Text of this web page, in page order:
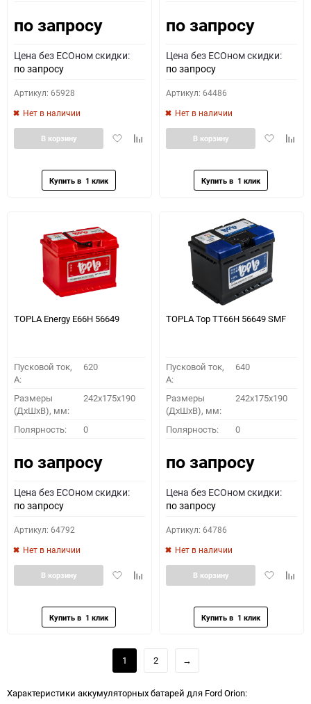
по запросу
Цена без ECOном скидки:
по запросу
Артикул: 65928
Нет в наличии
ДобавитьДобавить
В корзину
по запросу
Цена без ECOном скидки:
по запросу
Артикул: 64486
Нет в наличии
Добавить
В корзину
TOPLA Energy E66H 56649
Пусковой ток,
A:
620
Размеры
(ДхШхВ), мм:
242x175x190
Полярность: 0
по запросу
Цена без ECOном скидки:
по запросу
Артикул: 64792
Нет в наличии
ДобавитьДобавить
В корзину
TOPLA Top TT66H 56649 SMF
Пусковой ток,
A:
640
Размеры
(ДхШхВ), мм:
242x175x190
Полярность: 0
по запросу
Цена без ECOном скидки:
по запросу
Артикул: 64786
Нет в наличии
Добавить
В корзину
1 2 →
Характеристики аккумуляторных батарей для Ford Orion: